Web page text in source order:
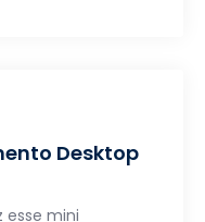
Desktop
esse mini